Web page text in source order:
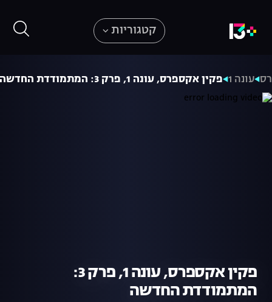
קטגוריות
עונה 1 פקין אקספרס, עונה 1, פרק 3: המתמודדת החדשה
פקין אקספרס, עונה 1, פרק 3:
המתמודדת החדשה